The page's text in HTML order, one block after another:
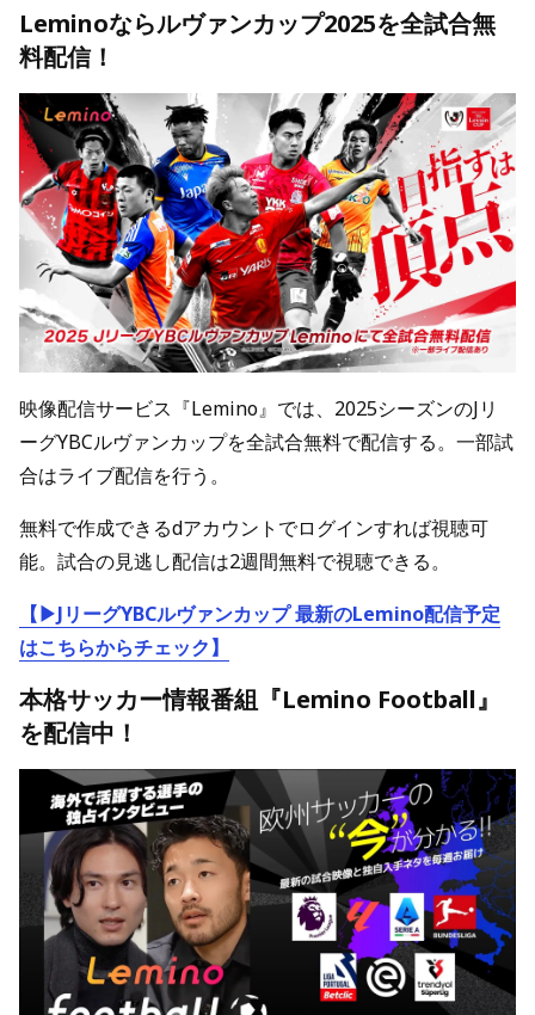
Leminoならルヴァンカップ2025を全試合無
料配信！
映像配信サービス『Lemino』では、2025シーズンのJリ
ーグYBCルヴァンカップを全試合無料で配信する。一部試
合はライブ配信を行う。
無料で作成できるdアカウントでログインすれば視聴可
能。試合の見逃し配信は2週間無料で視聴できる。
【▶JリーグYBCルヴァンカップ 最新のLemino配信予定
はこちらからチェック】
本格サッカー情報番組『Lemino Football』
を配信中！